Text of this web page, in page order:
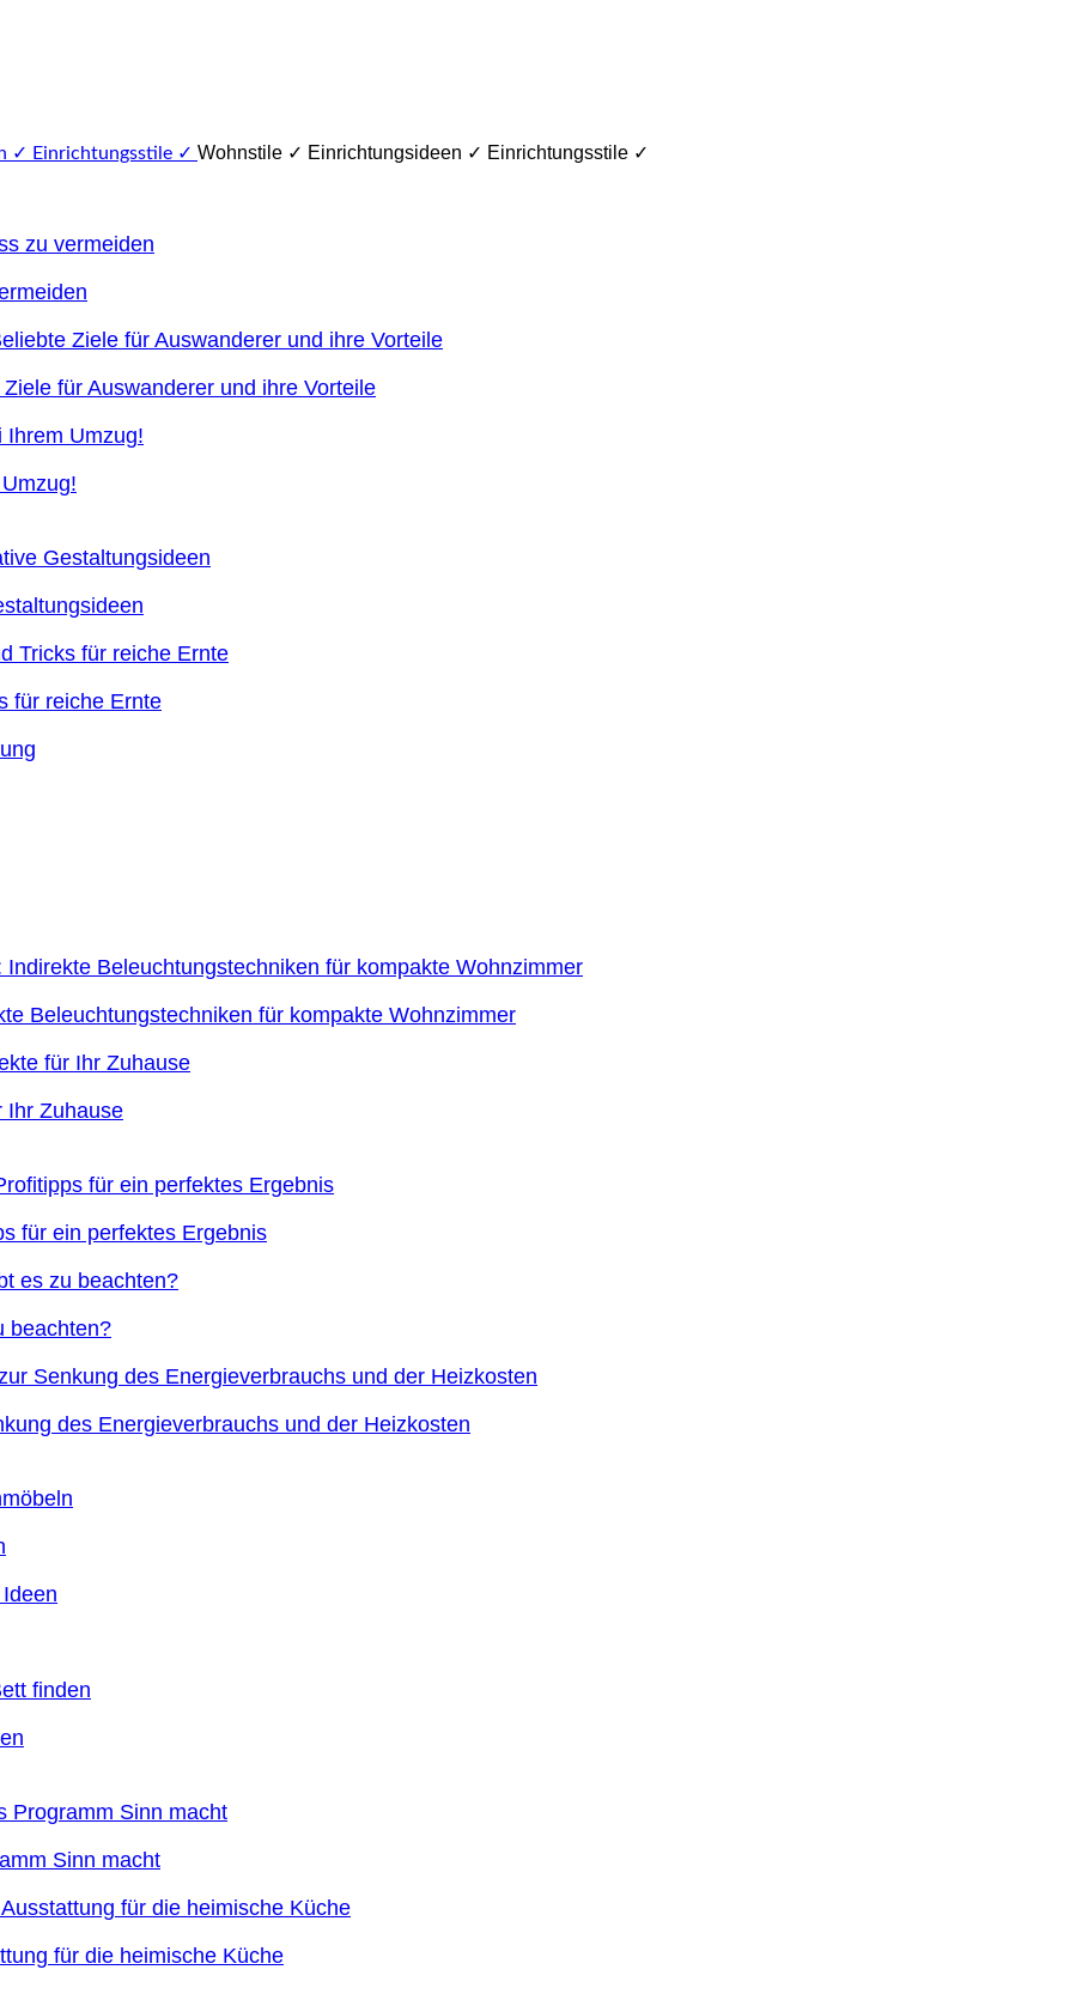
Wohnstile ✓ Einrichtungsideen ✓ Einrichtungsstile ✓
für Auswanderer und ihre Vorteile
für reiche Ernte
Beleuchtungstechniken für kompakte Wohnzimmer
Ihr Zuhause
für ein perfektes Ergebnis
beachten?
des Energieverbrauchs und der Heizkosten
Sinn macht
für die heimische Küche